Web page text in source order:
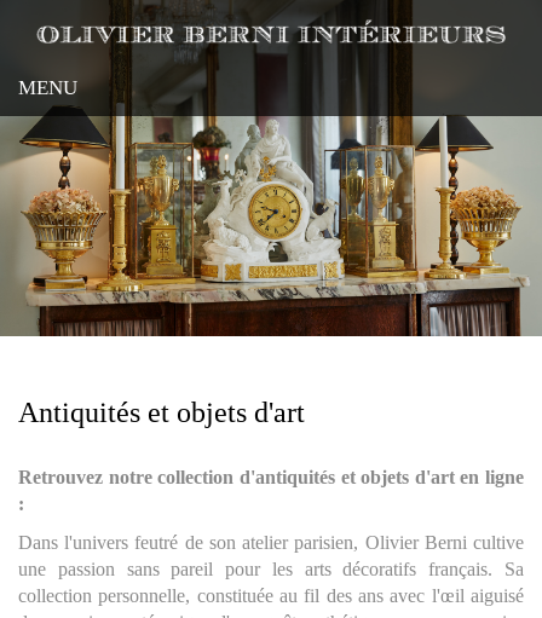
principal
MENU
Antiquités et objets d'art
Retrouvez notre collection d'antiquités et objets d'art en ligne
:
Dans l'univers feutré de son atelier parisien, Olivier Berni cultive
une passion sans pareil pour les arts décoratifs français. Sa
collection personnelle, constituée au fil des ans avec l'œil aiguisé